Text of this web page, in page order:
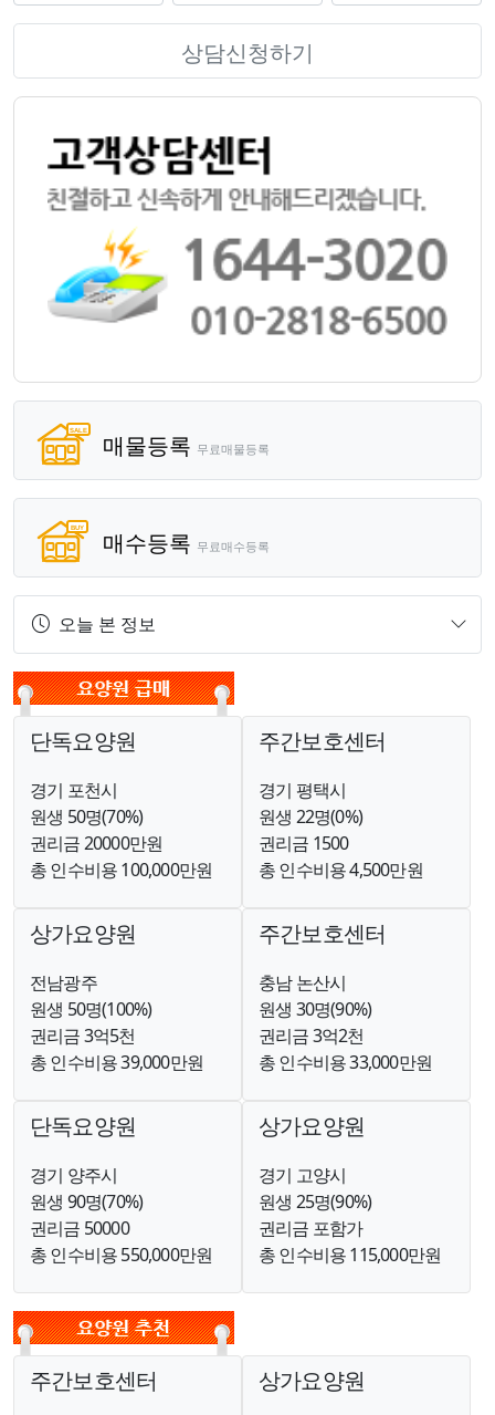
상담신청하기
매물등록 무료매물등록
매수등록 무료매수등록
오늘 본 정보
단독요양원
경기 포천시
원생 50명(70%)
권리금 20000만원
총 인수비용 100,000만원
주간보호센터
경기 평택시
원생 22명(0%)
권리금 1500
총 인수비용 4,500만원
상가요양원
전남광주
원생 50명(100%)
권리금 3억5천
총 인수비용 39,000만원
주간보호센터
충남 논산시
원생 30명(90%)
권리금 3억2천
총 인수비용 33,000만원
단독요양원
경기 양주시
원생 90명(70%)
권리금 50000
총 인수비용 550,000만원
상가요양원
경기 고양시
원생 25명(90%)
권리금 포함가
총 인수비용 115,000만원
주간보호센터 상가요양원